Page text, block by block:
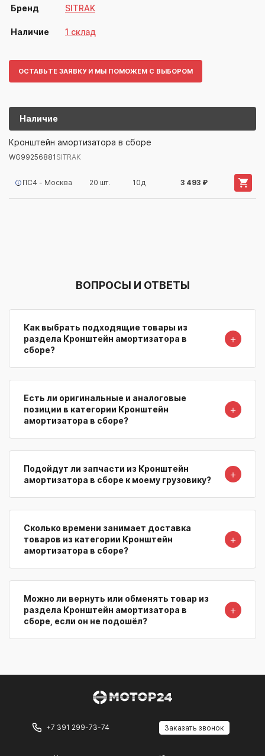
Бренд SITRAK
Наличие 1 склад
ОСТАВЬТЕ ЗАЯВКУ И МЫ ПОМОЖЕМ С ВЫБОРОМ
Наличие
Артикул/БрендНаименование
WG99256881SITRAK
Кронштейн амортизатора в сборе
WG99256881 SITRAK
ПС4 - Москва 20 шт. 10д 3 493 ₽
ВОПРОСЫ И ОТВЕТЫ
Как выбрать подходящие товары из
раздела Кронштейн амортизатора в
сборе?
＋
Есть ли оригинальные и аналоговые
позиции в категории Кронштейн
амортизатора в сборе?
＋
Подойдут ли запчасти из Кронштейн
амортизатора в сборе к моему грузовику?
＋
Сколько времени занимает доставка
товаров из категории Кронштейн
амортизатора в сборе?
＋
Можно ли вернуть или обменять товар из
раздела Кронштейн амортизатора в
сборе, если он не подошёл?
＋
+7 391 299-73-74 Заказать звонок